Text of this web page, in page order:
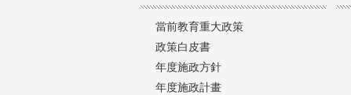
當前教育重大政策
政策白皮書
年度施政方針
年度施政計畫